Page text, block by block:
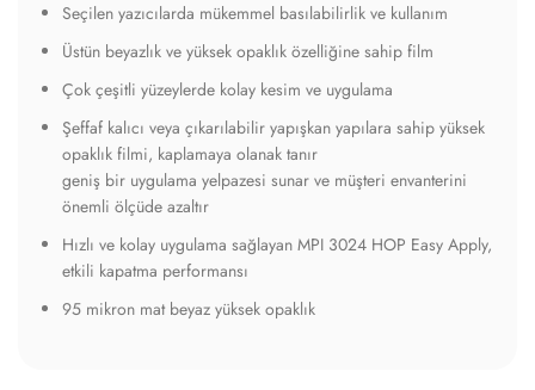
Seçilen yazıcılarda mükemmel basılabilirlik ve kullanım
Üstün beyazlık ve yüksek opaklık özelliğine sahip film
Çok çeşitli yüzeylerde kolay kesim ve uygulama
Şeffaf kalıcı veya çıkarılabilir yapışkan yapılara sahip yüksek
opaklık filmi, kaplamaya olanak tanır
geniş bir uygulama yelpazesi sunar ve müşteri envanterini
önemli ölçüde azaltır
Hızlı ve kolay uygulama sağlayan MPI 3024 HOP Easy Apply,
etkili kapatma performansı
95 mikron mat beyaz yüksek opaklık